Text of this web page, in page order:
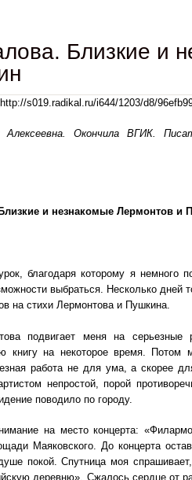
Близкие и
Окончила ВГИК.
Близкие и незнакомые Лермонтов и
благодаря которому я немного
выбраться. Несколько дней
на стихи Лермонтова и Пушкина.
подвигает меня на
книгу на некоторое время. Потом
работа не для ума, а скорее
непростой, порой
поводило по городу.
на место концерта:
Маяковского. До концерта
покой. Спутница моя
деревню». Сжалось сердце от